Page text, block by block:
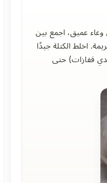
عميق، اجمع بين
اخلط الكتلة جيدًا
قفازات) حتى